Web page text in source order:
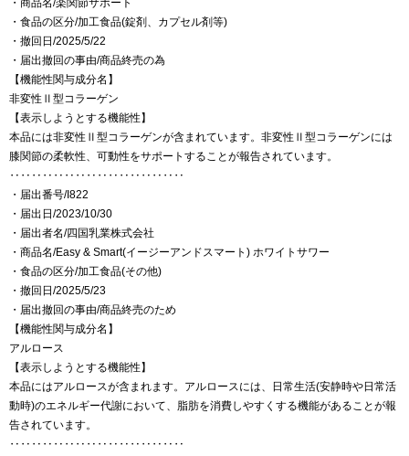
・商品名/楽関節サポート
・食品の区分/加工食品(錠剤、カプセル剤等)
・撤回日/2025/5/22
・届出撤回の事由/商品終売の為
【機能性関与成分名】
非変性Ⅱ型コラーゲン
【表示しようとする機能性】
本品には非変性Ⅱ型コラーゲンが含まれています。非変性Ⅱ型コラーゲンには
膝関節の柔軟性、可動性をサポートすることが報告されています。
‥‥‥‥‥‥‥‥‥‥‥‥‥‥‥‥
・届出番号/I822
・届出日/2023/10/30
・届出者名/四国乳業株式会社
・商品名/Easy & Smart(イージーアンドスマート) ホワイトサワー
・食品の区分/加工食品(その他)
・撤回日/2025/5/23
・届出撤回の事由/商品終売のため
【機能性関与成分名】
アルロース
【表示しようとする機能性】
本品にはアルロースが含まれます。アルロースには、日常生活(安静時や日常活
動時)のエネルギー代謝において、脂肪を消費しやすくする機能があることが報
告されています。
‥‥‥‥‥‥‥‥‥‥‥‥‥‥‥‥